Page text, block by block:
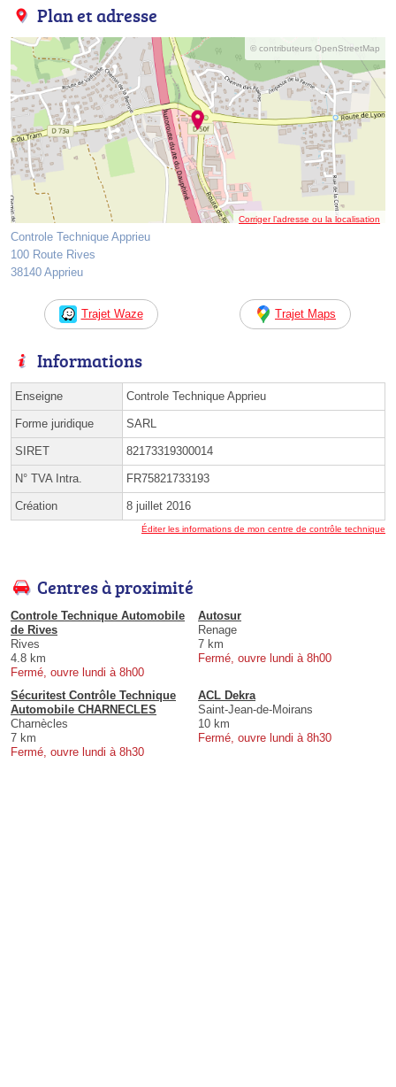
Plan et adresse
© contributeurs OpenStreetMap
Corriger l’adresse ou la localisation
Controle Technique Apprieu
100 Route Rives
38140 Apprieu
Trajet Waze Trajet Maps
Informations
Enseigne Controle Technique Apprieu
Forme juridique SARL
SIRET 82173319300014
N° TVA Intra. FR75821733193
Création 8 juillet 2016
Éditer les informations de mon centre de contrôle technique
Centres à proximité
Controle Technique Automobile
de Rives
Rives
4.8 km
Fermé, ouvre lundi à 8h00
Autosur
Renage
7 km
Fermé, ouvre lundi à 8h00
Sécuritest Contrôle Technique
Automobile CHARNECLES
Charnècles
7 km
Fermé, ouvre lundi à 8h30
ACL Dekra
Saint-Jean-de-Moirans
10 km
Fermé, ouvre lundi à 8h30